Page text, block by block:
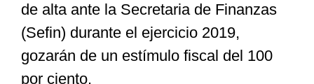
de alta ante la Secretaria de Finanzas
(Sefin) durante el ejercicio 2019,
gozarán de un estímulo fiscal del 100
por ciento.